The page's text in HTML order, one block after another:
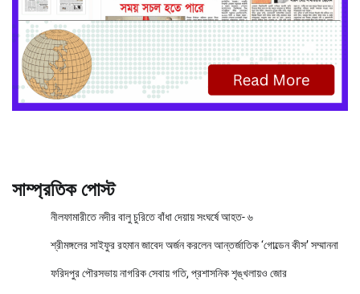
সাম্প্রতিক পোস্ট
নীলফামারীতে নদীর বালু চুরিতে বাঁধা দেয়ায় সংঘর্ষে আহত- ৬
শ্রীমঙ্গলের সাইফুর রহমান জাবেদ অর্জন করলেন আন্তর্জাতিক ‘গোল্ডেন কীস’ সম্মাননা
ফরিদপুর পৌরসভায় নাগরিক সেবায় গতি, প্রশাসনিক শৃঙ্খলায়ও জোর